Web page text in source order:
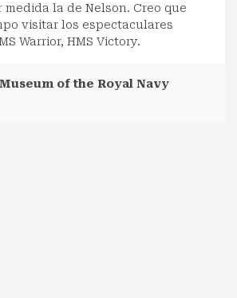
medida la de Nelson. Creo que
visitar los espectaculares
Warrior, HMS Victory.
of the Royal Navy